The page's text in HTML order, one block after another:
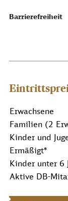
Barrierefreiheit
Erwachsene
Familien (2
Kinder und
Ermäßigt*
Kinder unter 6
Aktive DB-